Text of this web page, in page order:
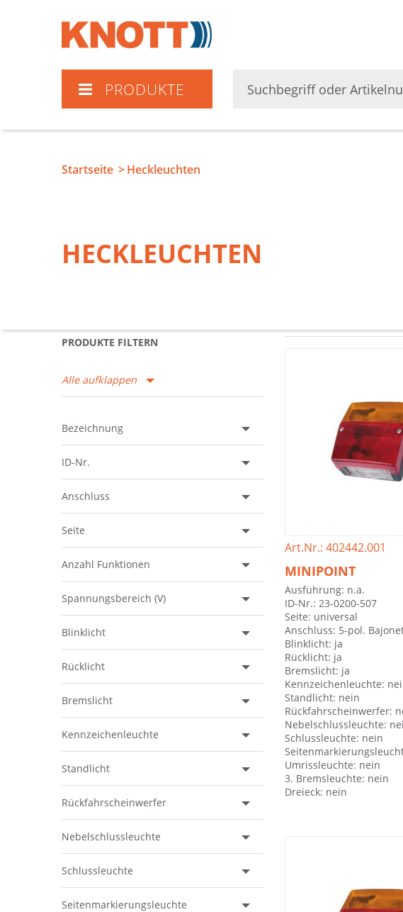
PRODUKTE
Startseite Heckleuchten
HECKLEUCHTEN
PRODUKTE FILTERN
Alle aufklappen
Bezeichnung
ID-Nr.
Anschluss
Seite
Anzahl Funktionen
Spannungsbereich (V)
Blinklicht
Rücklicht
Bremslicht
Kennzeichenleuchte
Standlicht
Rückfahrscheinwerfer
Nebelschlussleuchte
Schlussleuchte
Seitenmarkierungsleuchte
Art.Nr.: 402442.001
MINIPOINT
Ausführung: n.a.
ID-Nr.: 23-0200-507
Seite: universal
Anschluss: 5-pol.
Blinklicht: ja
Rücklicht: ja
Bremslicht: ja
Kennzeichenleuchte:
Standlicht: nein
Rückfahrscheinwerfer:
Nebelschlussleuchte:
Schlussleuchte: nein
Umrissleuchte: nein
3. Bremsleuchte: nein
Dreieck: nein